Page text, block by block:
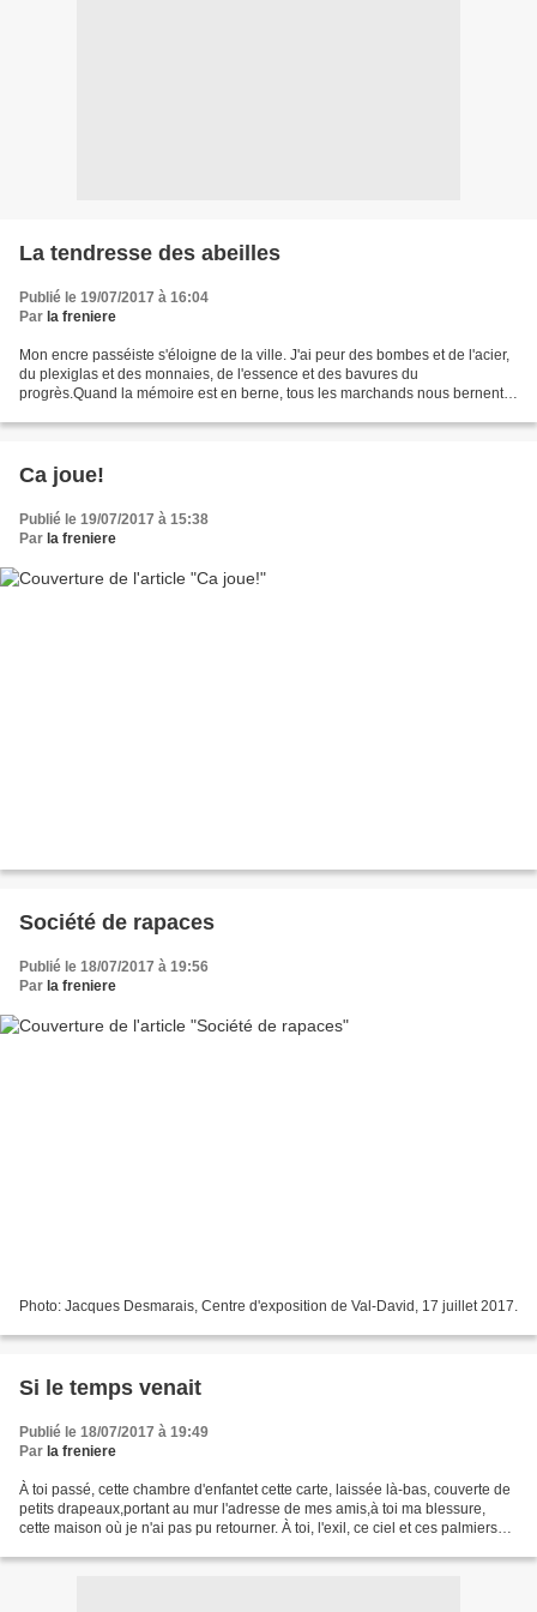
La tendresse des abeilles
Publié le 19/07/2017 à 16:04
Par la freniere
Mon encre passéiste s'éloigne de la ville. J'ai peur des bombes et de l'acier,
du plexiglas et des monnaies, de l'essence et des bavures du
progrès.Quand la mémoire est en berne, tous les marchands nous bernent.
Ca joue!
Publié le 19/07/2017 à 15:38
Par la freniere
Société de rapaces
Publié le 18/07/2017 à 19:56
Par la freniere
Photo: Jacques Desmarais, Centre d'exposition de Val-David, 17 juillet 2017.
Si le temps venait
Publié le 18/07/2017 à 19:49
Par la freniere
À toi passé, cette chambre d'enfantet cette carte, laissée là-bas, couverte de
petits drapeaux,portant au mur l'adresse de mes amis,à toi ma blessure,
cette maison où je n'ai pas pu retourner. À toi, l'exil, ce ciel et ces palmiers